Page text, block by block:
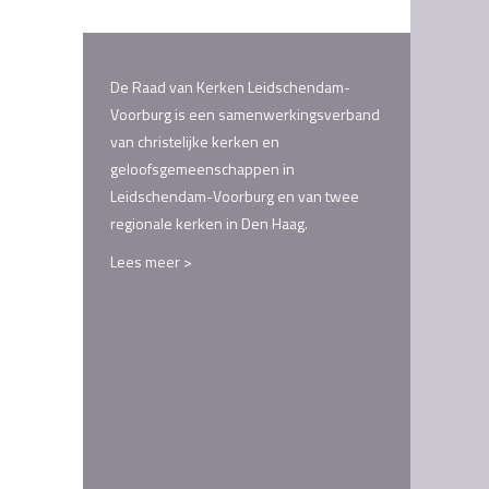
De Raad van Kerken Leidschendam-
Voorburg is een samenwerkingsverband
van christelijke kerken en
geloofsgemeenschappen in
Leidschendam-Voorburg en van twee
regionale kerken in Den Haag.
Lees meer >